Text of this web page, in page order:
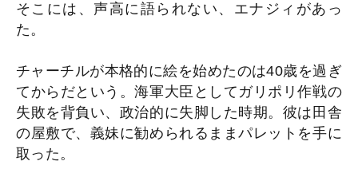
そこには、声高に語られない、エナジィがあっ
た。
チャーチルが本格的に絵を始めたのは40歳を過ぎ
てからだという。海軍大臣としてガリポリ作戦の
失敗を背負い、政治的に失脚した時期。彼は田舎
の屋敷で、義妹に勧められるままパレットを手に
取った。